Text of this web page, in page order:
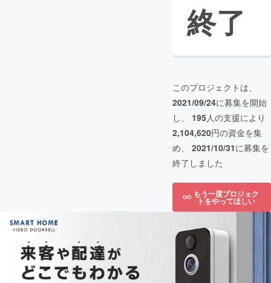
終了
このプロジェクトは、
2021/09/24に募集を開始
し、 195人の支援により
2,104,620円の資金を集
め、 2021/10/31に募集を
終了しました
もう一度プロジェク
トをやってほしい